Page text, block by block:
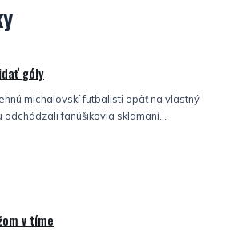
góly
michalovskí futbalisti opäť na vlastný
odchádzali fanúšikovia sklamaní...
v tíme